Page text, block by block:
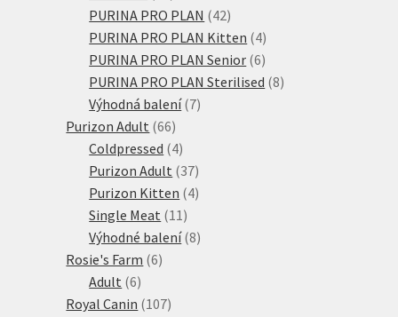
produktů
PURINA PRO PLAN 4242
produktů
PURINA PRO PLAN Kitten 44
produkty
PURINA PRO PLAN Senior 66
produktů
PURINA PRO PLAN Sterilised 88
Výhodná balení 77
Purizon Adult 6666
produktů
Coldpressed 44
produkty
Purizon Adult 3737
produktů
Purizon Kitten 44
Single Meat 11 11
produktů
Výhodné balení 88
Rosie's Farm 66
Adult 66
produktů
Royal Canin 107107